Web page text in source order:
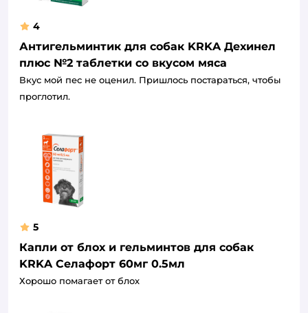
4
Антигельминтик для собак KRKA Дехинел
плюс №2 таблетки со вкусом мяса
Вкус мой пес не оценил. Пришлось постараться, чтобы
проглотил.
5
Капли от блох и гельминтов для собак
KRKA Селафорт 60мг 0.5мл
Хорошо помагает от блох